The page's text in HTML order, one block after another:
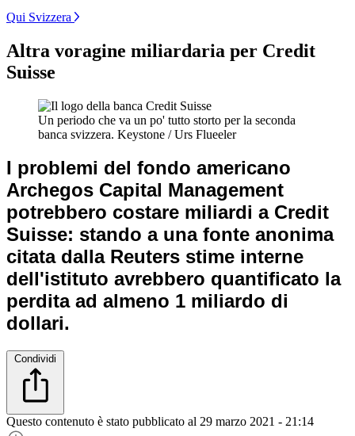
Qui Svizzera
Altra voragine miliardaria per Credit
Suisse
Un periodo che va un po' tutto storto per la seconda
banca svizzera. Keystone / Urs Flueeler
I problemi del fondo americano
Archegos Capital Management
potrebbero costare miliardi a Credit
Suisse: stando a una fonte anonima
citata dalla Reuters stime interne
dell'istituto avrebbero quantificato la
perdita ad almeno 1 miliardo di
dollari.
Condividi
Questo contenuto è stato pubblicato al 29 marzo 2021 - 21:14